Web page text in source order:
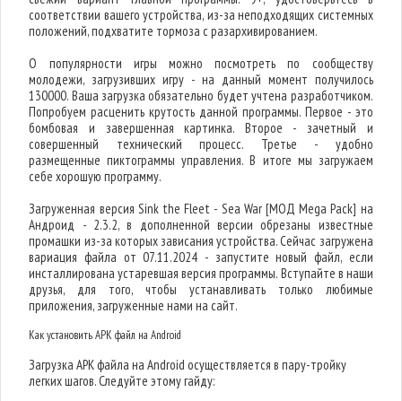
соответствии вашего устройства, из-за неподходящих системных
положений, подхватите тормоза с разархивированием.
О популярности игры можно посмотреть по сообществу
молодежи, загрузивших игру - на данный момент получилось
130000. Ваша загрузка обязательно будет учтена разработчиком.
Попробуем расценить крутость данной программы. Первое - это
бомбовая и завершенная картинка. Второе - зачетный и
совершенный технический процесс. Третье - удобно
размещенные пиктограммы управления. В итоге мы загружаем
себе хорошую программу.
Загруженная версия Sink the Fleet - Sea War [МОД Mega Pack] на
Андроид - 2.3.2, в дополненной версии обрезаны известные
промашки из-за которых зависания устройства. Сейчас загружена
вариация файла от 07.11.2024 - запустите новый файл, если
инсталлирована устаревшая версия программы. Вступайте в наши
друзья, для того, чтобы устанавливать только любимые
приложения, загруженные нами на сайт.
Как установить APK файл на Android
Загрузка APK файла на Android осуществляется в пару-тройку
легких шагов. Следуйте этому гайду: